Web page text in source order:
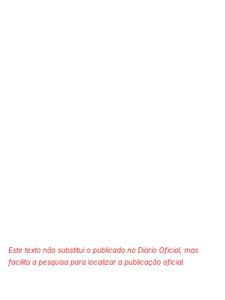
Este texto não substitui o publicado no Diário Oficial, mas
facilita a pesquisa para localizar a publicação oficial.